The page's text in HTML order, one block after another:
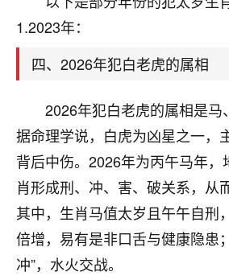
1.2023年：
四、2026年犯白老虎的属相
2026年犯白老虎的属相是马
据命理学说，白虎为凶星之一，
背后中伤。2026年为丙午马年，
肖形成刑、冲、害、破关系，从
其中，生肖马值太岁且午午自刑
倍增，易有是非口舌与健康隐患
冲”，水火交战。
我是做餐饮的，这两年，生意
一家，要么生意不好，生意好
家底快败光了，真是倒霉！我
回事？
鹿森：你可以找老师看看
啊！
太阳当空赵：我也做餐饮
是我从找店开始都是找慧
址、风水、还有开业日子，
大环境不好，但是我家生
刚找老师做了补财库，希
2小时前 来自海南